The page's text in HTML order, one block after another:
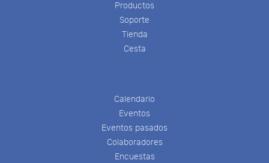
Productos
Soporte
Tienda
Cesta
Calendario
Eventos
Eventos pasados
Colaboradores
Encuestas